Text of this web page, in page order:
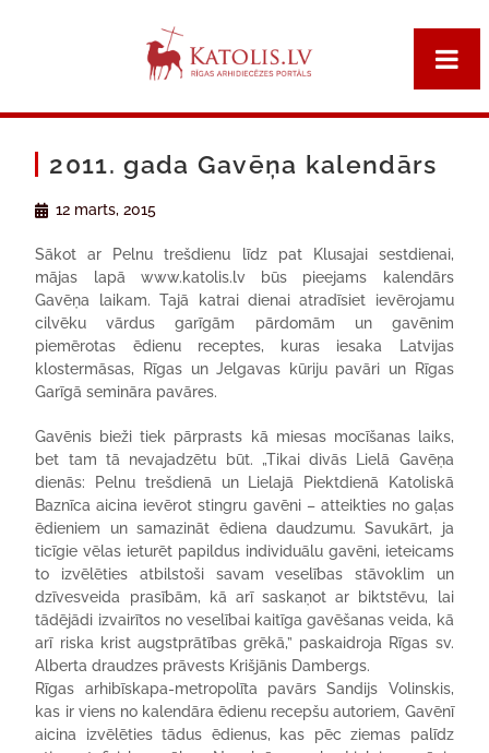
2011. gada Gavēņa kalendārs
12 marts, 2015
Sākot ar Pelnu trešdienu līdz pat Klusajai sestdienai,
mājas lapā www.katolis.lv būs pieejams kalendārs
Gavēņa laikam. Tajā katrai dienai atradīsiet ievērojamu
cilvēku vārdus garīgām pārdomām un gavēnim
piemērotas ēdienu receptes, kuras iesaka Latvijas
klostermāsas, Rīgas un Jelgavas kūriju pavāri un Rīgas
Garīgā semināra pavāres.
Gavēnis bieži tiek pārprasts kā miesas mocīšanas laiks,
bet tam tā nevajadzētu būt. „Tikai divās Lielā Gavēņa
dienās: Pelnu trešdienā un Lielajā Piektdienā Katoliskā
Baznīca aicina ievērot stingru gavēni – atteikties no gaļas
ēdieniem un samazināt ēdiena daudzumu. Savukārt, ja
ticīgie vēlas ieturēt papildus individuālu gavēni, ieteicams
to izvēlēties atbilstoši savam veselības stāvoklim un
dzīvesveida prasībām, kā arī saskaņot ar biktstēvu, lai
tādējādi izvairītos no veselībai kaitīga gavēšanas veida, kā
arī riska krist augstprātības grēkā,” paskaidroja Rīgas sv.
Alberta draudzes prāvests Krišjānis Dambergs.
Rīgas arhibīskapa-metropolīta pavārs Sandijs Volinskis,
kas ir viens no kalendāra ēdienu recepšu autoriem, Gavēnī
aicina izvēlēties tādus ēdienus, kas pēc ziemas palīdz